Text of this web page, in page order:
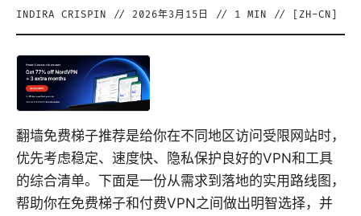
INDIRA CRISPIN // 2026年3月15日 // 1 MIN // [ ZH-CN
翻墙免费梯子推荐是给你在不同地区访问受限网站时，
优先考虑稳定、速度快、隐私保护良好的VPN和工具
的综合清单。下面是一份从需求到落地的实用路线图，
帮助你在免费梯子和付费VPN之间做出明智选择，并